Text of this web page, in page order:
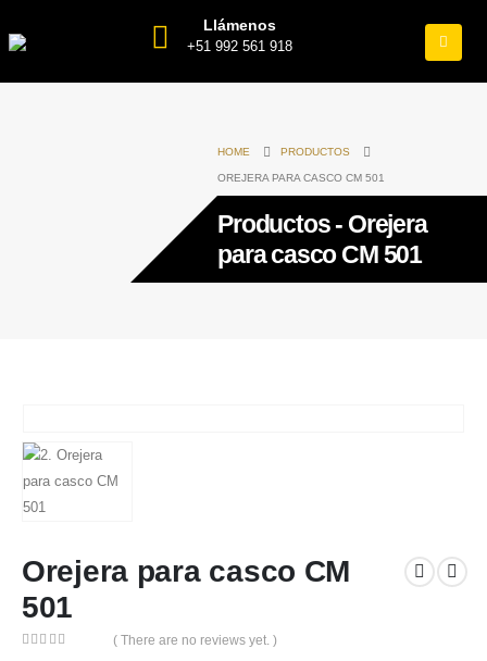
Llámenos
+51 992 561 918
HOME PRODUCTOS
OREJERA PARA CASCO CM 501
Productos - Orejera
para casco CM 501
Orejera para casco CM
501
( There are no reviews yet. )